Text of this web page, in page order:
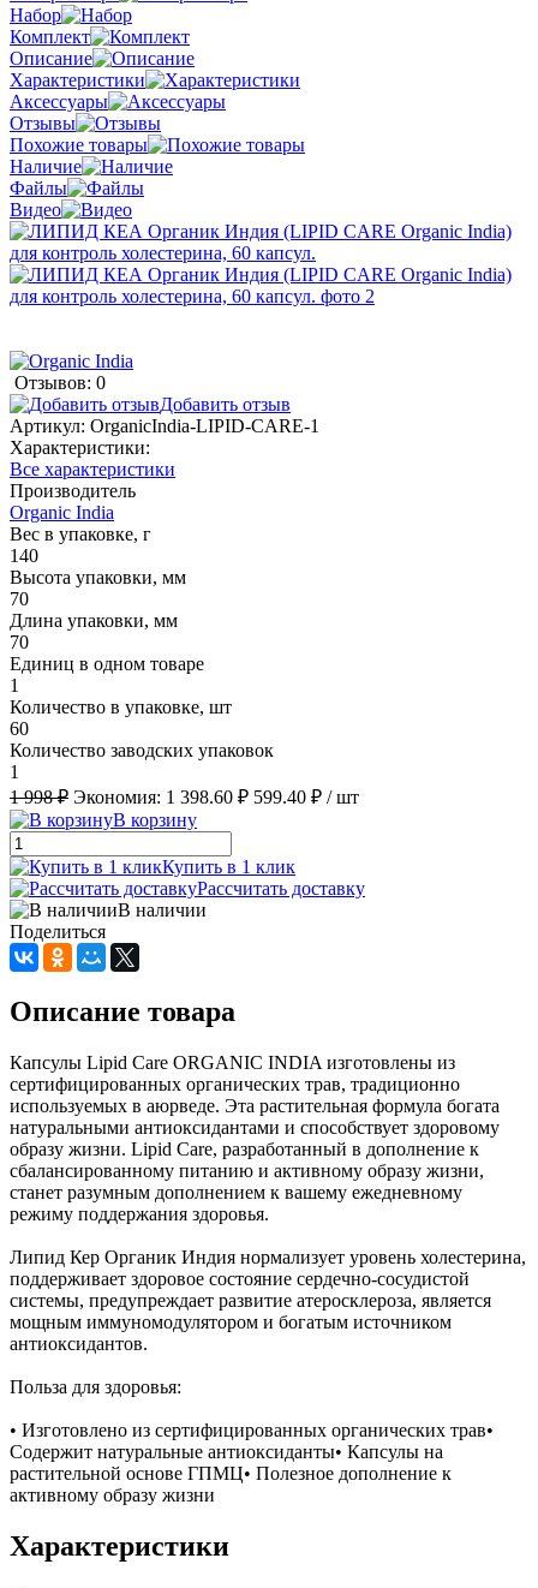
Набор
Комплект
Описание
Характеристики
Аксессуары
Отзывы
Похожие товары
Наличие
Файлы
Видео
Отзывов: 0
Добавить отзыв
Артикул: OrganicIndia-LIPID-CARE-1
Характеристики:
Все характеристики
Производитель
Organic India
Вес в упаковке, г
140
Высота упаковки, мм
70
Длина упаковки, мм
70
Единиц в одном товаре
1
Количество в упаковке, шт
60
Количество заводских упаковок
1
1 998 ₽ Экономия: 1 398.60 ₽ 599.40 ₽ / шт
В корзину
Купить в 1 клик
Рассчитать доставку
В наличии
Поделиться
Описание товара
Капсулы Lipid Care ORGANIC INDIA изготовлены из
сертифицированных органических трав, традиционно
используемых в аюрведе. Эта растительная формула богата
натуральными антиоксидантами и способствует здоровому
образу жизни. Lipid Care, разработанный в дополнение к
сбалансированному питанию и активному образу жизни,
станет разумным дополнением к вашему ежедневному
режиму поддержания здоровья.
Липид Кер Органик Индия нормализует уровень холестерина,
поддерживает здоровое состояние сердечно-сосудистой
системы, предупреждает развитие атеросклероза, является
мощным иммуномодулятором и богатым источником
антиоксидантов.
Польза для здоровья:
• Изготовлено из сертифицированных органических трав•
Содержит натуральные антиоксиданты• Капсулы на
растительной основе ГПМЦ• Полезное дополнение к
активному образу жизни
Характеристики